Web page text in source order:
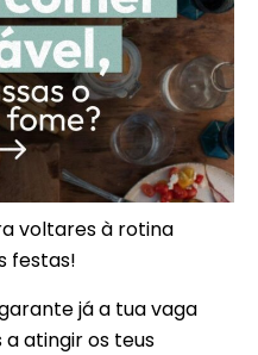
voltares à rotina
festas!
já a tua vaga
atingir os teus